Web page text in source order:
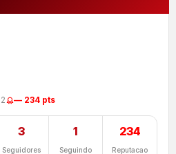
— 234 pts
3
Seguidores
1
Seguindo
234
Reputacao